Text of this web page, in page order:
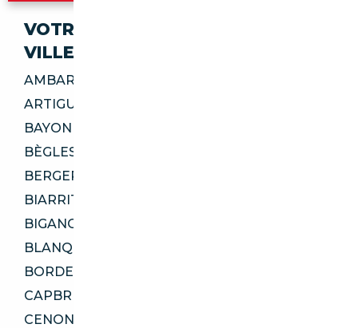
VOTRE IMPORT SÉCURISÉ DANS CES
VILLES
AMBARÈS-ET-LAGRAVE 33440
ARTIGUES-PRÈS-BORDEAUX 33370
BAYONNE 64100
BÈGLES 33130
BERGERAC 24100
BIARRITZ 64200
BIGANOS 33380
BLANQUEFORT 33290
BORDEAUX 33100
CAPBRETON 40130
CENON 33150